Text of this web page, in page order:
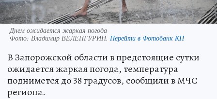
Днем ожидается жаркая погода
Фото: Владимир ВЕЛЕНГУРИН. Перейти в Фотобанк КП
В Запорожской области в предстоящие сутки
ожидается жаркая погода, температура
поднимется до 38 градусов, сообщили в МЧС
региона.